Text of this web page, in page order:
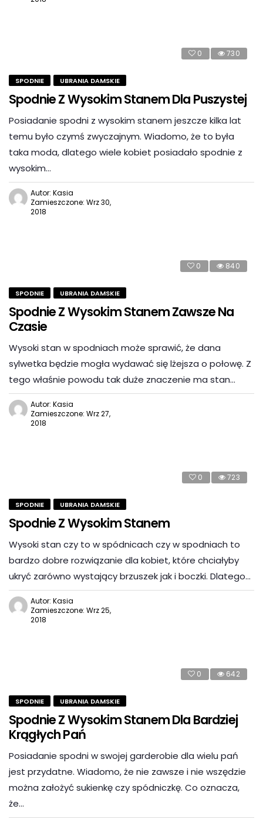
0 730
SPODNIE UBRANIA DAMSKIE
Spodnie Z Wysokim Stanem Dla Puszystej
Posiadanie spodni z wysokim stanem jeszcze kilka lat
temu było czymś zwyczajnym. Wiadomo, że to była
taka moda, dlatego wiele kobiet posiadało spodnie z
wysokim…
Autor: Kasia
Zamieszczone: Wrz 30,
2018
0 840
SPODNIE UBRANIA DAMSKIE
Spodnie Z Wysokim Stanem Zawsze Na
Czasie
Wysoki stan w spodniach może sprawić, że dana
sylwetka będzie mogła wydawać się lżejsza o połowę. Z
tego właśnie powodu tak duże znaczenie ma stan…
Autor: Kasia
Zamieszczone: Wrz 27,
2018
0 723
SPODNIE UBRANIA DAMSKIE
Spodnie Z Wysokim Stanem
Wysoki stan czy to w spódnicach czy w spodniach to
bardzo dobre rozwiązanie dla kobiet, które chciałyby
ukryć zarówno wystający brzuszek jak i boczki. Dlatego…
Autor: Kasia
Zamieszczone: Wrz 25,
2018
0 642
SPODNIE UBRANIA DAMSKIE
Spodnie Z Wysokim Stanem Dla Bardziej
Krągłych Pań
Posiadanie spodni w swojej garderobie dla wielu pań
jest przydatne. Wiadomo, że nie zawsze i nie wszędzie
można założyć sukienkę czy spódniczkę. Co oznacza,
że…